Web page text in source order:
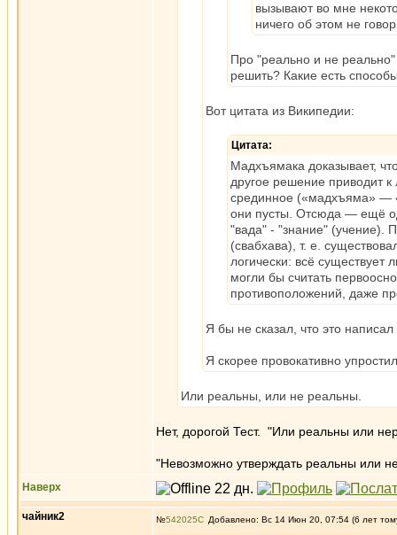
вызывают во мне
ничего об этом не
Про "реально и не реально"
решить? Какие есть
Вот цитата из Википедии:
Цитата:
Мадхъямака доказывает,
другое решение приводит
срединное («мадхъяма» —
они пусты. Отсюда — ещё
"вада" - "знание" (учение).
(свабхава), т. е.
логически: всё существует
могли бы считать
противоположений, даже
Я бы не сказал, что это написал
Я скорее провокативно
Или реальны, или не реальны.
Нет, дорогой Тест. "Или реальны или
"Невозможно утверждать реальны или
Наверх
чайник2 №542025 Добавлено: Вс 14 Июн 20, 07:54 (6 лет